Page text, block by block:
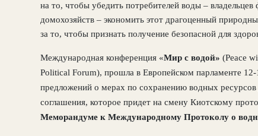
на то, чтобы убедить потребителей воды –
домохозяйств – экономить этот драгоценный
за то, чтобы признать получение безопасной для
Международная конференция «Мир с водой» (Peace
Political Forum), прошла в Европейском парламенте
предложений о мерах по сохранению водных ресурсов
соглашения, которое придет на смену Киотскому
Меморандуме к Международному Протоколу о